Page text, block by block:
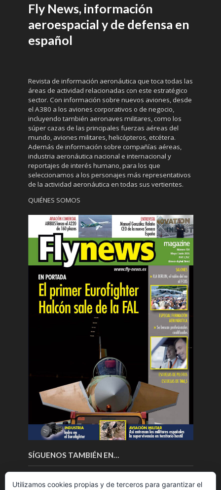
Fly News, información
aeroespacial y de defensa en
español
Revista de información aeronáutica que toca todas las
áreas de actividad relacionadas con este estratégico
sector. Con información sobre nuevos aviones, desde
el A380 a los aviones corporativos o de negocio,
incluyendo también aeronaves militares, como los
súper cazas de las principales fuerzas aéreas del
mundo, aviones militares, helicópteros, etcétera.
Además de información sobre compañías aéreas,
industria aeronáutica nacional e internacional y
reportajes de interés humano, para los que
seleccionamos a los personajes más representativos
de la actividad aeronáutica en todas sus vertientes.
QUIÉNES SOMOS
SÍGUENOS TAMBIÉN EN…
Utilizamos cookies propias y de terceros para garantizar el